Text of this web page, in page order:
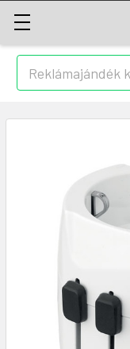
Keresés